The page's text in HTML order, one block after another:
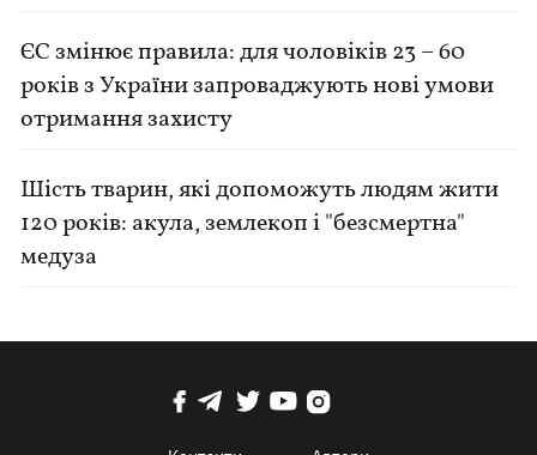
ЄС змінює правила: для чоловіків 23 – 60
років з України запроваджують нові умови
отримання захисту
Шість тварин, які допоможуть людям жити
120 років: акула, землекоп і "безсмертна"
медуза